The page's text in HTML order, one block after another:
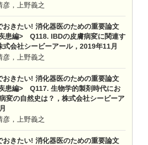
彦，上野義之
おきたい! 消化器医のための重要論文
患編> Q118. IBDの皮膚病変に関連す
式会社シービーアール，2019年11月
彦，上野義之
おきたい! 消化器医のための重要論文
患編> Q117. 生物学的製剤時代にお
変の自然史は？，株式会社シービーア
彦，上野義之
おきたい! 消化器医のための重要論文